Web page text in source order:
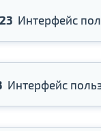
Интерфейс
Интерфейс